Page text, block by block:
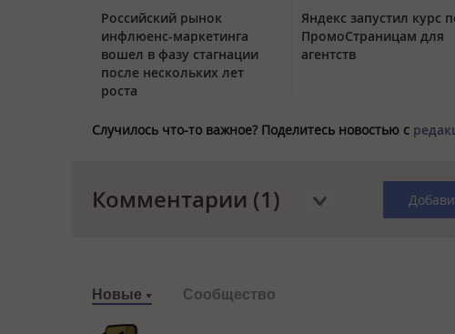
Российский рынок
инфлюенс-маркетинга
вошел в фазу стагнации
после нескольких лет
роста
Яндекс запустил курс
ПромоСтраницам для
агентств
Случилось что-то важное? Поделитесь новостью с
Комментарии (1)
Новые Сообщество